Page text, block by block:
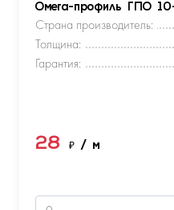
Омега-профиль ГПО
Страна производитель:
Толщина:
Гарантия:
28 ₽ / м